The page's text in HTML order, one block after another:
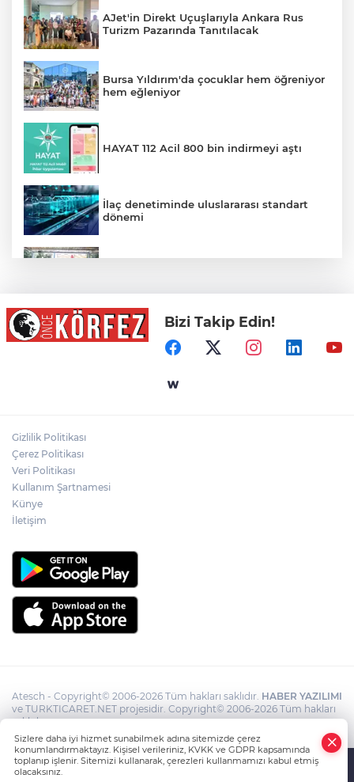
AJet'in Direkt Uçuşlarıyla Ankara Rus
Turizm Pazarında Tanıtılacak
Bursa Yıldırım'da çocuklar hem öğreniyor
hem eğleniyor
HAYAT 112 Acil 800 bin indirmeyi aştı
İlaç denetiminde uluslararası standart
dönemi
Sağlıklı Yaşam Programı Vatandaşları Bu
Hafta da Sporla Buluşturdu
Bizi Takip Edin!
Gizlilik Politikası
Çerez Politikası
Veri Politikası
Kullanım Şartnamesi
Künye
İletişim
Atesch - Copyright© 2006-2026 Tüm hakları saklıdır. HABER YAZILIMI
ve TURKTICARET.NET projesidir. Copyright© 2006-2026 Tüm hakları
saklıdır.
Sizlere daha iyi hizmet sunabilmek adına sitemizde çerez
konumlandırmaktayız. Kişisel verileriniz, KVKK ve GDPR kapsamında
toplanıp işlenir. Sitemizi kullanarak, çerezleri kullanmamızı kabul etmiş
olacaksınız.